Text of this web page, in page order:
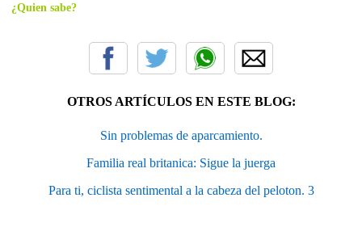
¿Quien sabe?
OTROS ARTÍCULOS EN ESTE BLOG:
Sin problemas de aparcamiento.
Familia real britanica: Sigue la juerga
Para ti, ciclista sentimental a la cabeza del peloton. 3